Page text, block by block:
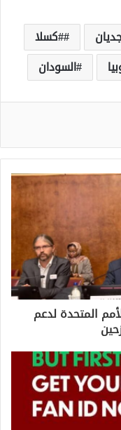
#كسلا
السودان
المتحدة لدعم